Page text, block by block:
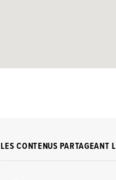
LES CONTENUS PARTAGEANT